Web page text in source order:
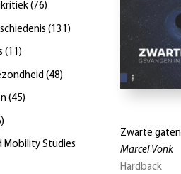
(76)
( 131 )
(11 )
(48)
(45)
)
Mobility Studies
Zwarte gaten
Marcel Vonk
Hardback